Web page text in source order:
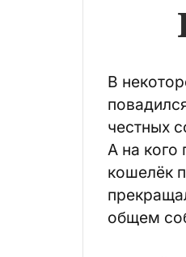
В
честных
А на кого
кошелёк
общем